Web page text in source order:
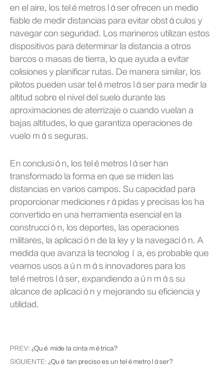
en el aire, los telémetros láser ofrecen un medio
fiable de medir distancias para evitar obstáculos y
navegar con seguridad. Los marineros utilizan estos
dispositivos para determinar la distancia a otros
barcos o masas de tierra, lo que ayuda a evitar
colisiones y planificar rutas. De manera similar, los
pilotos pueden usar telémetros láser para medir la
altitud sobre el nivel del suelo durante las
aproximaciones de aterrizaje o cuando vuelan a
bajas altitudes, lo que garantiza operaciones de
vuelo más seguras.
En conclusión, los telémetros láser han
transformado la forma en que se miden las
distancias en varios campos. Su capacidad para
proporcionar mediciones rápidas y precisas los ha
convertido en una herramienta esencial en la
construcción, los deportes, las operaciones
militares, la aplicación de la ley y la navegación. A
medida que avanza la tecnología, es probable que
veamos usos aún más innovadores para los
telémetros láser, expandiendo aún más su
alcance de aplicación y mejorando su eficiencia y
utilidad.
PREV: ¿Qué mide la cinta métrica?
SIGUIENTE: ¿Qué tan preciso es un telémetro láser?